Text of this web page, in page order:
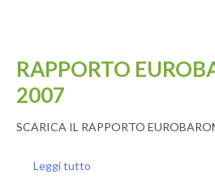
RAPPORTO
2007
SCARICA IL RAPPORTO
Leggi tutto